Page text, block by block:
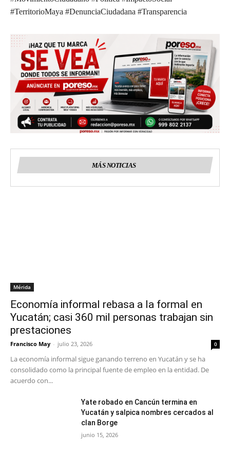
#TerritorioMaya #DenunciaCiudadana #Transparencia
MÁS NOTICIAS
Mérida
Economía informal rebasa a la formal en
Yucatán; casi 360 mil personas trabajan sin
prestaciones
Francisco May - julio 23, 2026 0
La economía informal sigue ganando terreno en Yucatán y se ha
consolidado como la principal fuente de empleo en la entidad. De
acuerdo con...
Yate robado en Cancún termina en
Yucatán y salpica nombres cercados al
clan Borge
junio 15, 2026